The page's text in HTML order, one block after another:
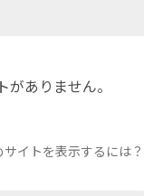
ありません。
イトを表示するには？